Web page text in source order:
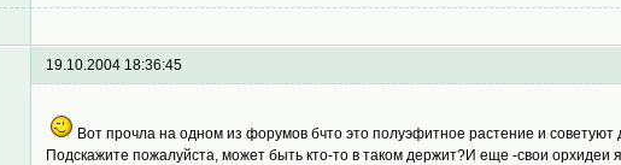
19.10.2004 18:36:45
Вот прочла на одном из форумов бчто это полуэфитное растение и
Подскажите пожалуйста, может быть кто-то в таком держит?И еще -свои орхидеи